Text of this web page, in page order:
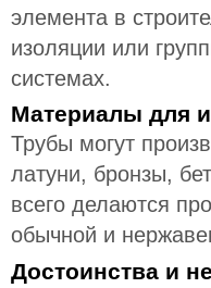
элемента в
изоляции или
системах.
Материалы для
Трубы могут
латуни, бронзы,
всего делаются
обычной и
Достоинства и